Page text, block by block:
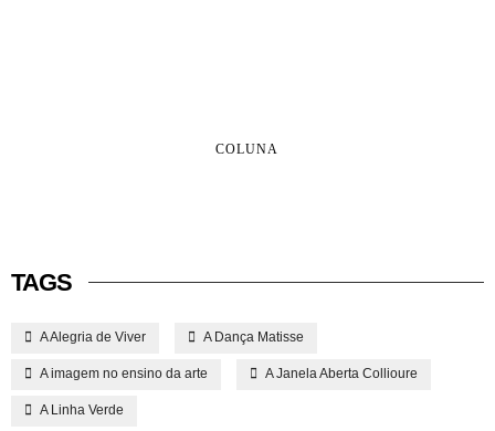
COLUNA
TAGS
A Alegria de Viver A Dança Matisse
A imagem no ensino da arte A Janela Aberta Collioure
A Linha Verde